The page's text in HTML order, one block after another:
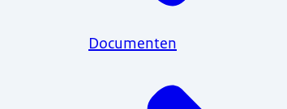
Documenten